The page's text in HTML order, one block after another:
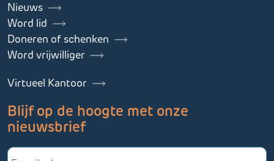
Nieuws
Word lid
Doneren of schenken
Word vrijwilliger
Virtueel Kantoor
Blijf op de hoogte met onze
nieuwsbrief
E-